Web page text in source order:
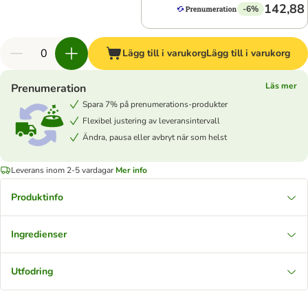
-6% 142,88
Lägg till i varukorgLägg till i varukorg
Prenumeration
Läs mer
Spara 7% på prenumerations-produkter
Flexibel justering av leveransintervall
Ändra, pausa eller avbryt när som helst
Leverans inom 2-5 vardagar Mer info
Produktinfo
Ingredienser
Utfodring